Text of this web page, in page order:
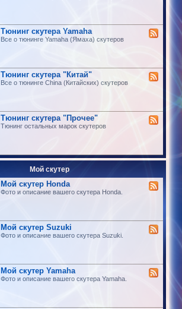
Тюнинг скутера Yamaha
Все о тюнинге Yamaha (Ямаха) скутеров
Тюнинг скутера "Китай"
Все о тюнинге China (Китайских) скутеров
Тюнинг скутера "Прочее"
Тюнинг остальных марок скутеров
Мой скутер
Мой скутер Honda
Фото и описание вашего скутера Honda.
Мой скутер Suzuki
Фото и описание вашего скутера Suzuki.
Мой скутер Yamaha
Фото и описание вашего скутера Yamaha.